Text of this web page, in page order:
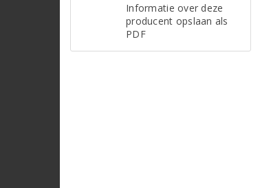
Informatie over deze
producent opslaan als
PDF